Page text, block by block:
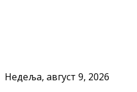
Недеља, август 9, 2026